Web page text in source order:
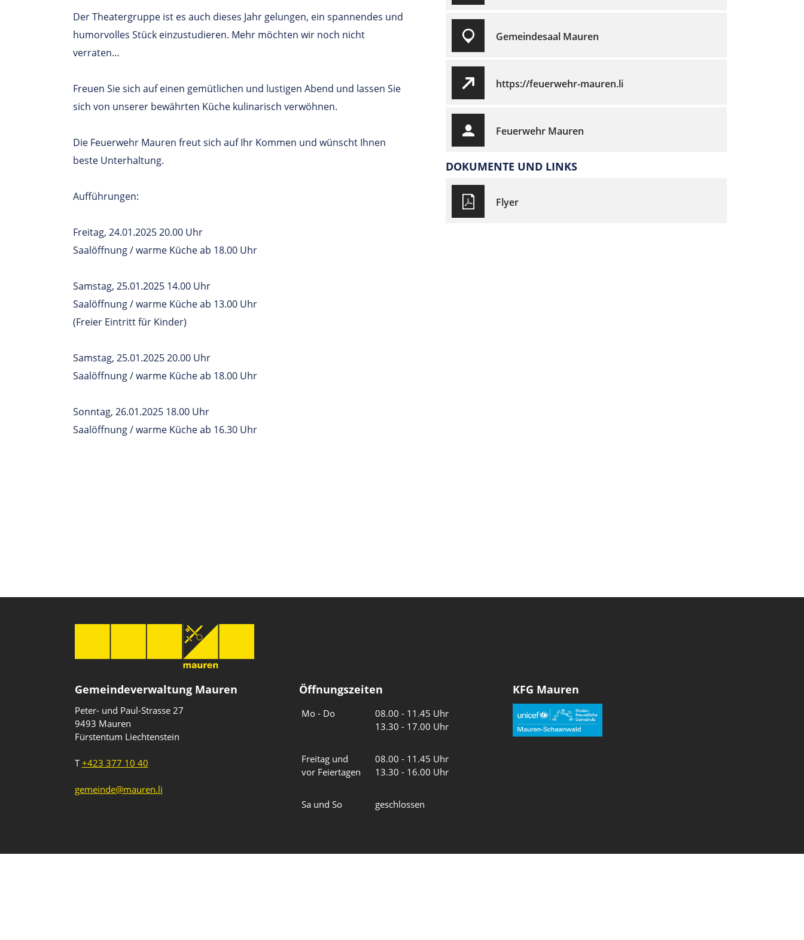
Der Theatergruppe ist es auch dieses Jahr gelungen, ein spannendes und
humorvolles Stück einzustudieren. Mehr möchten wir noch nicht
verraten…
Freuen Sie sich auf einen gemütlichen und lustigen Abend und lassen Sie
sich von unserer bewährten Küche kulinarisch verwöhnen.
Die Feuerwehr Mauren freut sich auf Ihr Kommen und wünscht Ihnen
beste Unterhaltung.
Aufführungen:
Freitag, 24.01.2025 20.00 Uhr
Saalöffnung / warme Küche ab 18.00 Uhr
Samstag, 25.01.2025 14.00 Uhr
Saalöffnung / warme Küche ab 13.00 Uhr
(Freier Eintritt für Kinder)
Samstag, 25.01.2025 20.00 Uhr
Saalöffnung / warme Küche ab 18.00 Uhr
Sonntag, 26.01.2025 18.00 Uhr
Saalöffnung / warme Küche ab 16.30 Uhr
Gemeindesaal Mauren
https://feuerwehr-mauren.li
Feuerwehr Mauren
DOKUMENTE UND LINKS
Flyer
Gemeindeverwaltung Mauren
Peter- und Paul-Strasse 27
9493 Mauren
Fürstentum Liechtenstein
T+423 377 10 40
gemeinde@mauren.li
Öffnungszeiten
Mo - Do
08.00 - 11.45 Uhr
13.30 - 17.00 Uhr
Freitag und
vor Feiertagen
08.00 - 11.45 Uhr
13.30 - 16.00 Uhr
Sa und So geschlossen
KFG Mauren